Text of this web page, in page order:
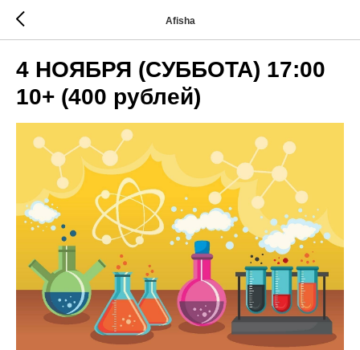
Afisha
4 НОЯБРЯ (СУББОТА) 17:00
10+ (400 рублей)